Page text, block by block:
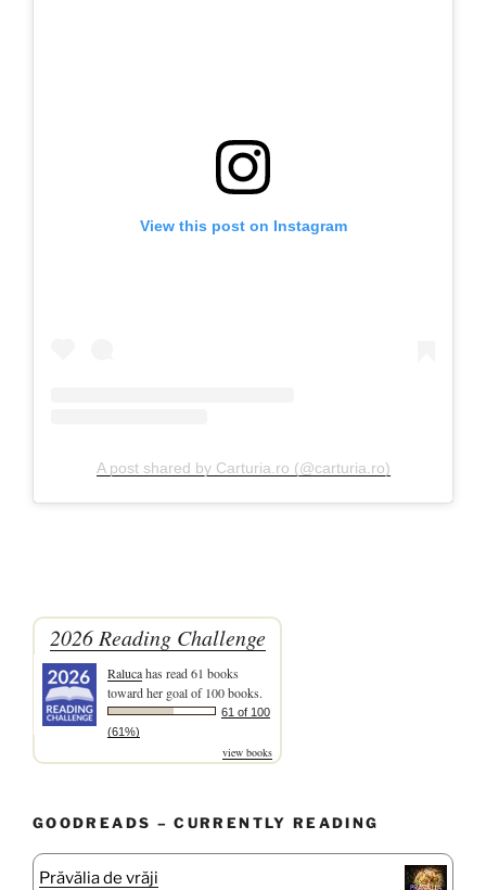
View this post on Instagram
A post shared by Carturia.ro (@carturia.ro)
2026 Reading Challenge
Ralucahas read 61 books
toward her goal of 100 books.
61 of 100
(61%)
view books
GOODREADS – CURRENTLY READING
Prăvălia de vrăji